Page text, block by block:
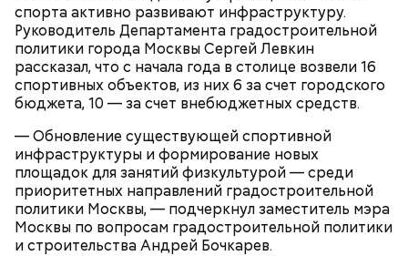
спорта активно развивают инфраструктуру.
Руководитель Департамента градостроительной
политики города Москвы Сергей Левкин
рассказал, что с начала года в столице возвели 16
спортивных объектов, из них 6 за счет городского
бюджета, 10 — за счет внебюджетных средств.
— Обновление существующей спортивной
инфраструктуры и формирование новых
площадок для занятий физкультурой — среди
приоритетных направлений градостроительной
политики Москвы, — подчеркнул заместитель мэра
Москвы по вопросам градостроительной политики
и строительства Андрей Бочкарев.
Символом Московского зоопарка является дикий
кот — манул Тимофей. С ним можно даже немного
поиграть, конечно же, за защитным стеклом.
Однако оно не мешает котику весело резвиться с
гостями зоопарка.
— Ох… Вот что мне не нравится: когда в час пик в
метро освобождается одно место и кто-то с
другого конца вагона ломится к нему, всех
расталкивая. Отвратительные ощущения, —
поделилась Алина, 21 год.